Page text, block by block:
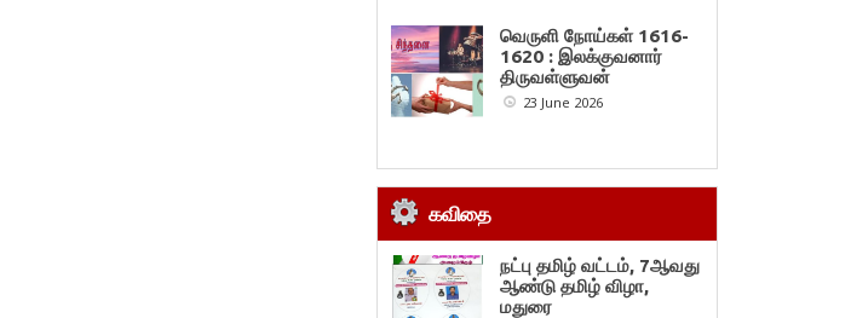
வெருளி நோய்கள் 1616-
1620 : இலக்குவனார்
திருவள்ளுவன்
23 June 2026
கவிதை
நட்பு தமிழ் வட்டம், 7ஆவது
ஆண்டு தமிழ் விழா,
மதுரை